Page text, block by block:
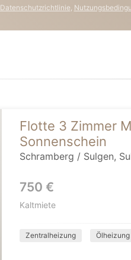
Datenschutzrichtlinie,
Flotte 3 Zimmer
Sonnenschein
Schramberg / Sulgen,
750 €
Kaltmiete
Zentralheizung Ölheizung